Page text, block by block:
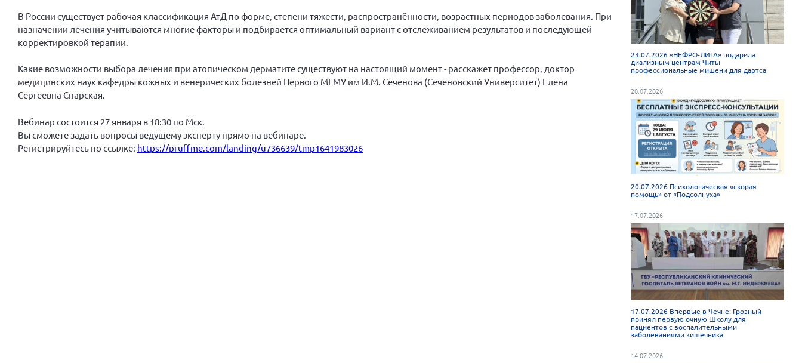
В России существует рабочая классификация АтД по форме, степени тяжести, распространённости, возрастных периодов заболевания. При
назначении лечения учитываются многие факторы и подбирается оптимальный вариант с отслеживанием результатов и последующей
корректировкой терапии.
Какие возможности выбора лечения при атопическом дерматите существуют на настоящий момент - расскажет профессор, доктор
медицинских наук кафедры кожных и венерических болезней Первого МГМУ им И.М. Сеченова (Сеченовский Университет) Елена
Сергеевна Снарская.
Вебинар состоится 27 января в 18:30 по Мск.
Вы сможете задать вопросы ведущему эксперту прямо на вебинаре.
Регистрируйтесь по ссылке: https://pruffme.com/landing/u736639/tmp1641983026
23.07.2026 «НЕФРО-ЛИГА» подарила
диализным центрам Читы
профессиональные мишени для дартса
20.07.2026
20.07.2026 Психологическая «скорая
помощь» от «Подсолнуха»
17.07.2026
17.07.2026 Впервые в Чечне: Грозный
принял первую очную Школу для
пациентов с воспалительными
заболеваниями кишечника
14.07.2026